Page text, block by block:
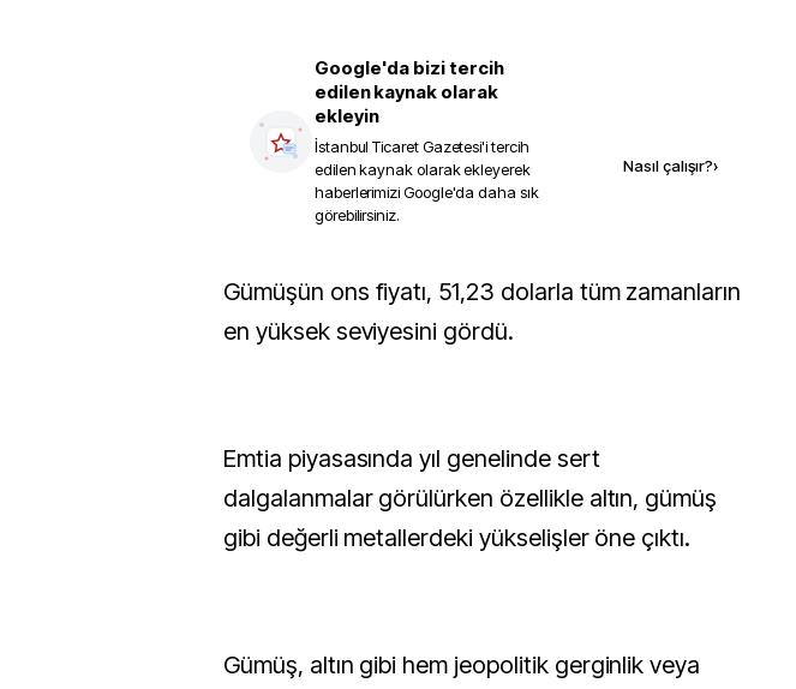
Google'da bizi tercih
edilen kaynak olarak
ekleyin
İstanbul Ticaret Gazetesi'i tercih
edilen kaynak olarak ekleyerek
haberlerimizi Google'da daha sık
görebilirsiniz.
Nasıl çalışır?›
Gümüşün ons fiyatı, 51,23 dolarla tüm zamanların
en yüksek seviyesini gördü.
Emtia piyasasında yıl genelinde sert
dalgalanmalar görülürken özellikle altın, gümüş
gibi değerli metallerdeki yükselişler öne çıktı.
Gümüş, altın gibi hem jeopolitik gerginlik veya